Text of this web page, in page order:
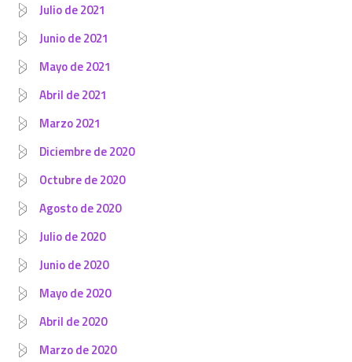
Julio de 2021
Junio de 2021
Mayo de 2021
Abril de 2021
Marzo 2021
Diciembre de 2020
Octubre de 2020
Agosto de 2020
Julio de 2020
Junio de 2020
Mayo de 2020
Abril de 2020
Marzo de 2020